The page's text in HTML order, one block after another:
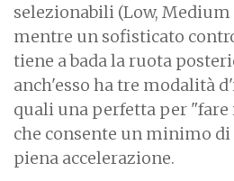
selezionabili (Low, Medium
mentre un sofisticato
tiene a bada la ruota
anch'esso ha tre modalità
quali una perfetta per
che consente un minimo
piena accelerazione.